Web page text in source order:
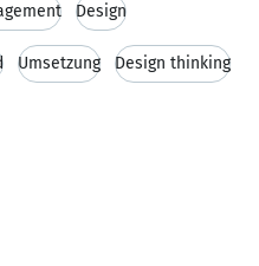
Design
Umsetzung Design thinking